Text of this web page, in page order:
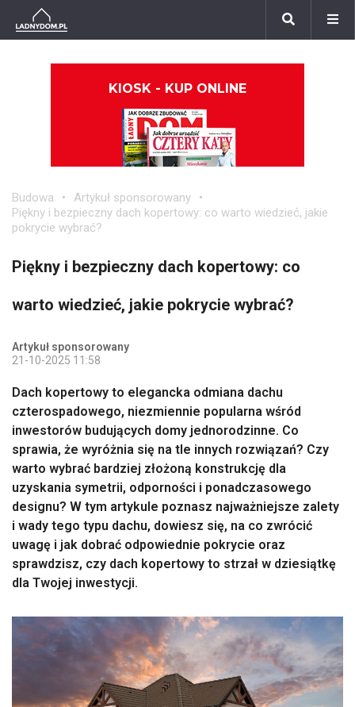
KIOSK - KUP ONLINE
Budowa
Artykuł sponsorowany
Piękny i bezpieczny dach kopertowy: co warto wiedzieć, jakie
pokrycie wybrać?
Piękny i bezpieczny dach kopertowy: co
warto wiedzieć, jakie pokrycie wybrać?
Artykuł sponsorowany
21-10-2025 11:58
Dach kopertowy to elegancka odmiana dachu
czterospadowego, niezmiennie popularna wśród
inwestorów budujących domy jednorodzinne. Co
sprawia, że wyróżnia się na tle innych rozwiązań? Czy
warto wybrać bardziej złożoną konstrukcję dla
uzyskania symetrii, odporności i ponadczasowego
designu? W tym artykule poznasz najważniejsze zalety
i wady tego typu dachu, dowiesz się, na co zwrócić
uwagę i jak dobrać odpowiednie pokrycie oraz
sprawdzisz, czy dach kopertowy to strzał w dziesiątkę
dla Twojej inwestycji.